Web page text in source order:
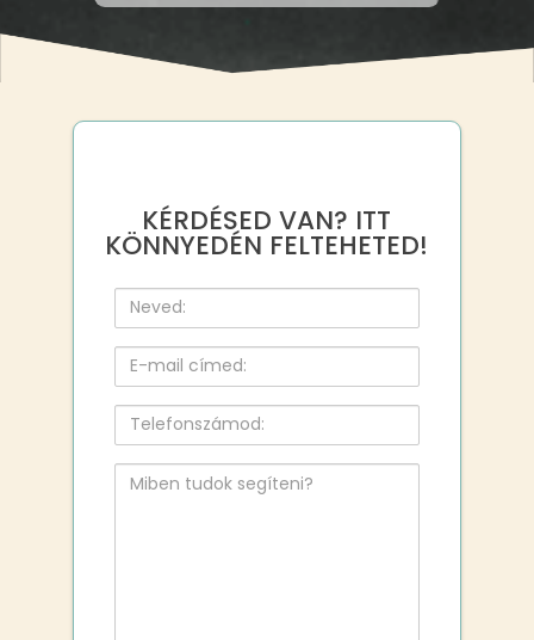
KÉRDÉSED VAN? ITT
KÖNNYEDÉN FELTEHETED!
Neved:
E-
mail
címed:
Telefonszámod:
Miben
tudok